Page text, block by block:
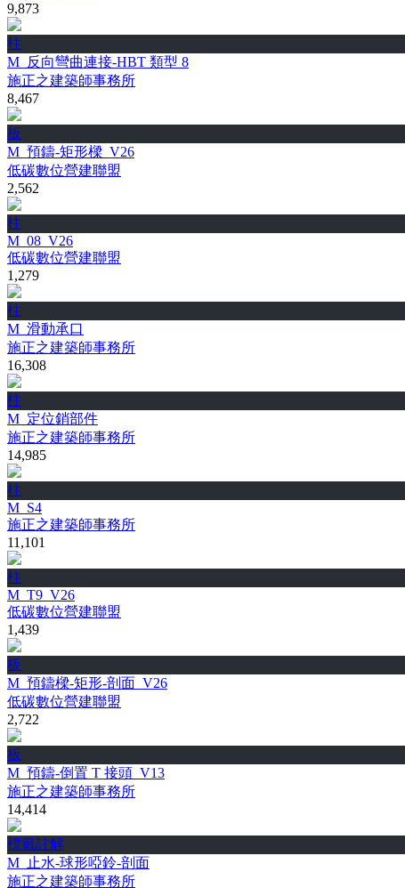
9,873
柱
M_反向彎曲連接-HBT 類型 8
施正之建築師事務所
8,467
板
M_預鑄-矩形樑_V26
低碳數位營建聯盟
2,562
柱
M_08_V26
低碳數位營建聯盟
1,279
柱
M_滑動承口
施正之建築師事務所
16,308
柱
M_定位銷部件
施正之建築師事務所
14,985
柱
M_S4
施正之建築師事務所
11,101
柱
M_T9_V26
低碳數位營建聯盟
1,439
板
M_預鑄樑-矩形-剖面_V26
低碳數位營建聯盟
2,722
板
M_預鑄-倒置 T 接頭_V13
施正之建築師事務所
14,414
標籤註解
M_止水-球形啞鈴-剖面
施正之建築師事務所